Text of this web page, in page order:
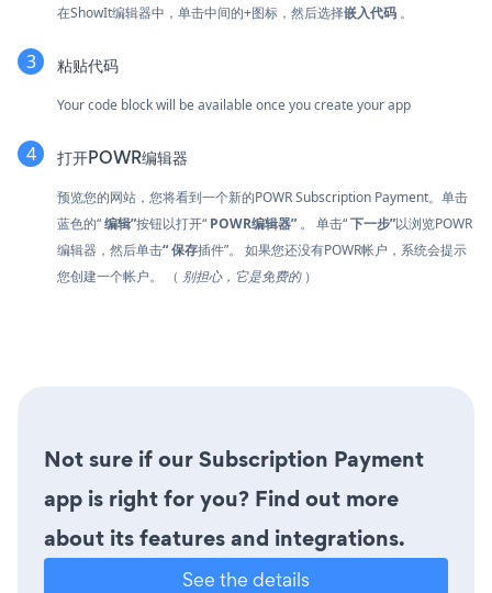
在ShowIt编辑器中，单击中间的+图标，然后选择嵌入代码 。
粘贴代码
Your code block will be available once you create your app
打开POWR编辑器
预览您的网站，您将看到一个新的POWR Subscription Payment。单击
蓝色的“编辑”按钮以打开“ POWR编辑器” 。 单击“下一步”以浏览POWR
编辑器，然后单击“保存插件”。 如果您还没有POWR帐户，系统会提示
您创建一个帐户。 （ 别担心，它是免费的）
Not sure if our Subscription Payment
app is right for you? Find out more
about its features and integrations.
See the details